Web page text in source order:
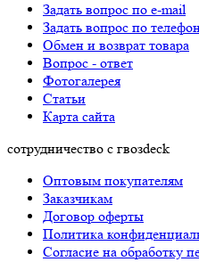
Задать вопрос по e-mail
Задать вопрос по
Обмен и возврат товара
Вопрос - ответ
Фотогалерея
Статьи
Карта сайта
сотрудничество с гвозdeck
Оптовым покупателям
Заказчикам
Договор оферты
Политика
Согласие на обработку